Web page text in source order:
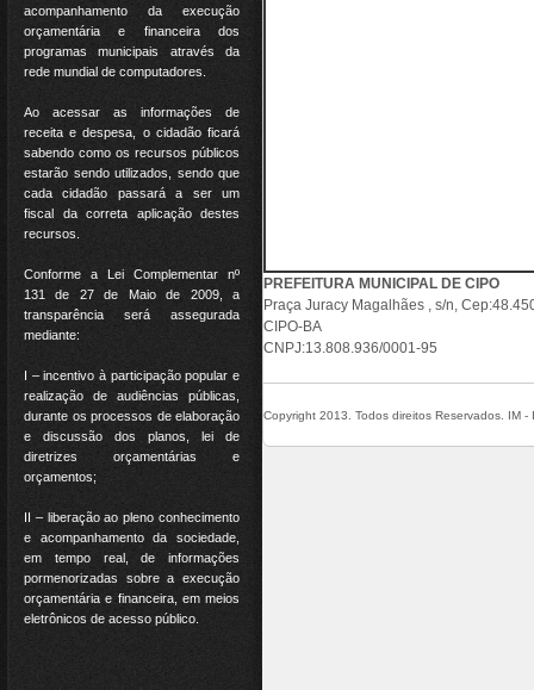
acompanhamento da execução
orçamentária e financeira dos
programas municipais através da
rede mundial de computadores.
Ao acessar as informações de
receita e despesa, o cidadão ficará
sabendo como os recursos públicos
estarão sendo utilizados, sendo que
cada cidadão passará a ser um
fiscal da correta aplicação destes
recursos.
Conforme a Lei Complementar nº
131 de 27 de Maio de 2009, a
transparência será assegurada
mediante:
I – incentivo à participação popular e
realização de audiências públicas,
durante os processos de elaboração
e discussão dos planos, lei de
diretrizes orçamentárias e
orçamentos;
II – liberação ao pleno conhecimento
e acompanhamento da sociedade,
em tempo real, de informações
pormenorizadas sobre a execução
orçamentária e financeira, em meios
eletrônicos de acesso público.
PREFEITURA MUNICIPAL DE CIPO
Praça Juracy Magalhães , s/n,
CIPO-BA
CNPJ:13.808.936/0001-95
Copyright 2013. Todos direitos Reservados. IM